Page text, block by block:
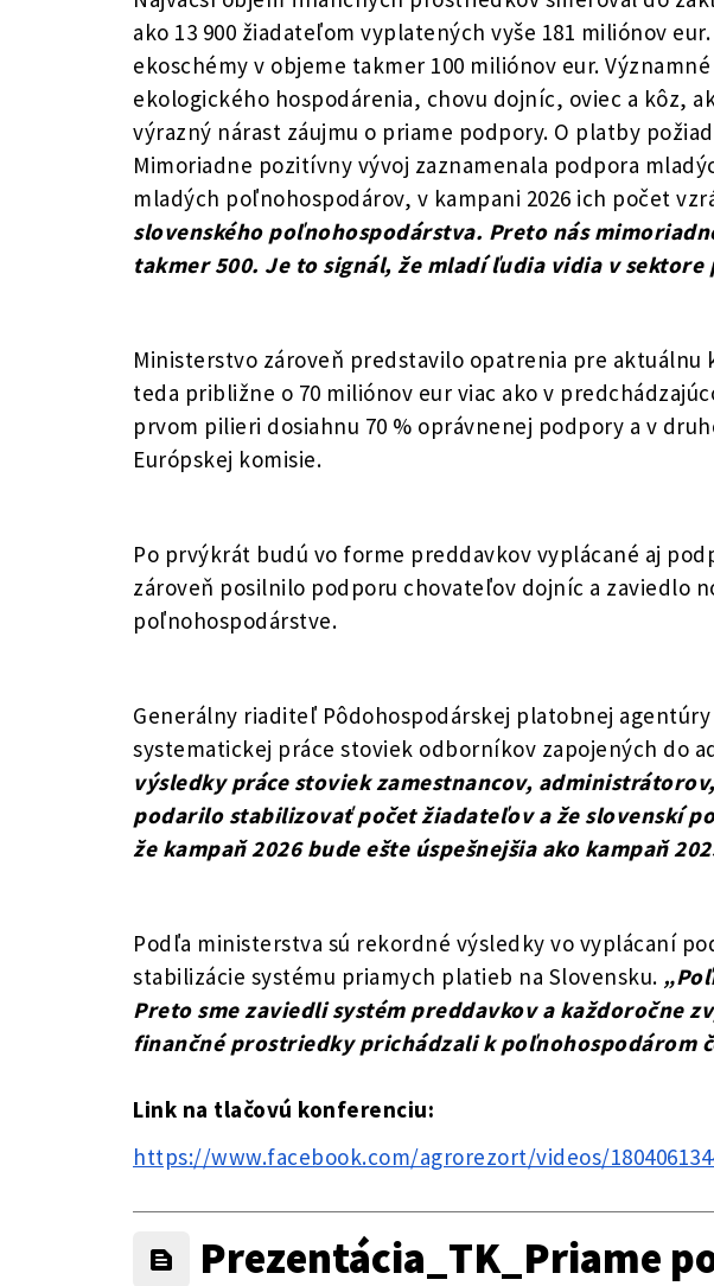
ako 13 900 žiadateľom vyplatených vyše 181 miliónov
ekoschémy v objeme takmer 100 miliónov eur.
ekologického hospodárenia, chovu dojníc, oviec a kôz,
výrazný nárast záujmu o priame podpory. O platby
Mimoriadne pozitívny vývoj zaznamenala podpora
mladých poľnohospodárov, v kampani 2026 ich počet
slovenského poľnohospodárstva. Preto nás
takmer 500. Je to signál, že mladí ľudia vidia v
Ministerstvo zároveň predstavilo opatrenia pre
teda približne o 70 miliónov eur viac ako v
prvom pilieri dosiahnu 70 % oprávnenej podpory a v
Európskej komisie.
Po prvýkrát budú vo forme preddavkov vyplácané aj
zároveň posilnilo podporu chovateľov dojníc a zaviedlo
poľnohospodárstve.
Generálny riaditeľ Pôdohospodárskej platobnej
systematickej práce stoviek odborníkov zapojených do
výsledky práce stoviek zamestnancov,
podarilo stabilizovať počet žiadateľov a že slovenskí
že kampaň 2026 bude ešte úspešnejšia ako kampaň
Podľa ministerstva sú rekordné výsledky vo vyplácaní
stabilizácie systému priamych platieb na Slovensku.
Preto sme zaviedli systém preddavkov a každoročne
finančné prostriedky prichádzali k poľnohospodárom
Link na tlačovú konferenciu:
https://www.facebook.com/agrorezort/videos/
Prezentácia_TK_Priame